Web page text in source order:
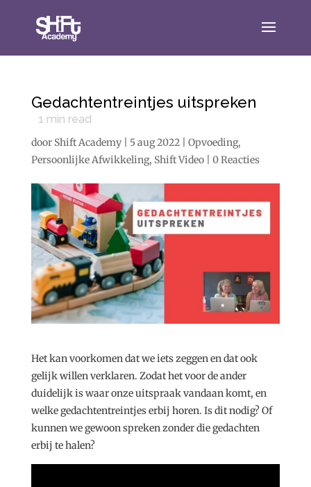
Gedachtentreintjes uitspreken
1 min read
door Shift Academy| 5 aug 2022| Opvoeding,
Persoonlijke Afwikkeling, Shift Video| 0 Reacties
Het kan voorkomen dat we iets zeggen en dat ook
gelijk willen verklaren. Zodat het voor de ander
duidelijk is waar onze uitspraak vandaan komt, en
welke gedachtentreintjes erbij horen. Is dit nodig? Of
kunnen we gewoon spreken zonder die gedachten
erbij te halen?